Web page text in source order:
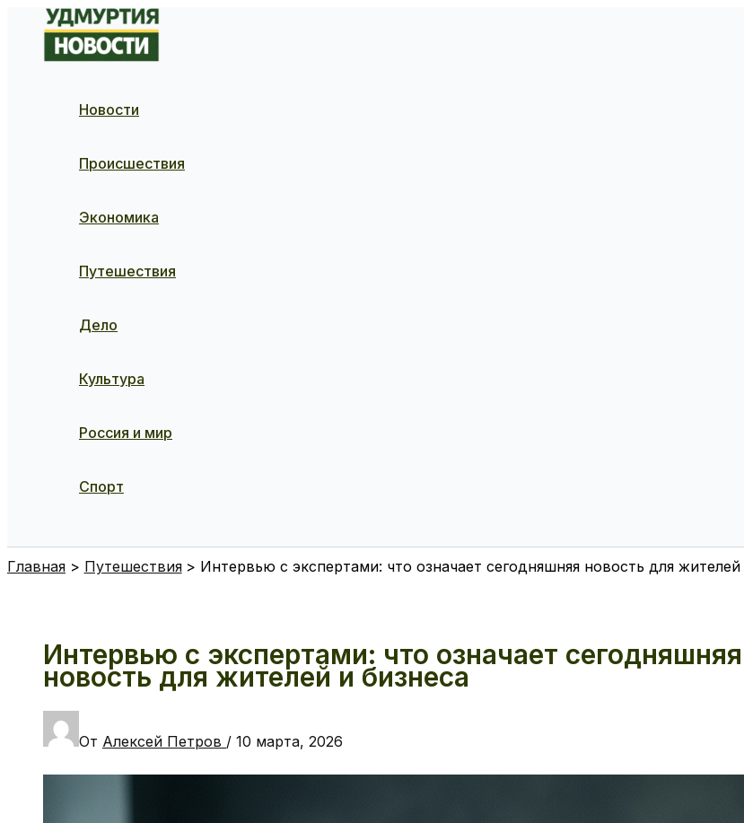
Перейти
содержимому
Новости
Происшествия
Экономика
Путешествия
Дело
Культура
Россия и мир
Спорт
Главная Путешествия Интервью с экспертами: что означает сегодняшняя новость для жителей
Интервью с экспертами: что означает сегодняшняя
новость для жителей и бизнеса
От Алексей Петров / 10 марта, 2026